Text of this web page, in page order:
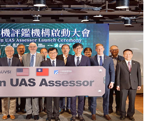
從設計、模擬到實際部署的完整智慧